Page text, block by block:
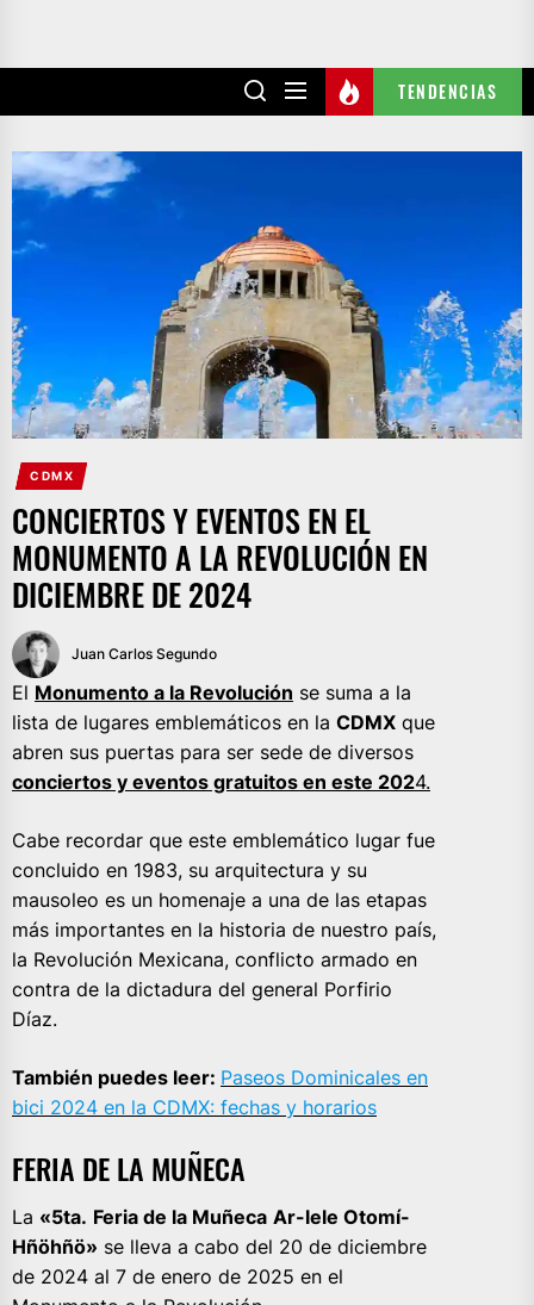
TENDENCIAS
CDMX
CONCIERTOS Y EVENTOS EN EL
MONUMENTO A LA REVOLUCIÓN EN
DICIEMBRE DE 2024
Juan Carlos Segundo
El Monumento a la Revolución se suma a la
lista de lugares emblemáticos en la CDMX que
abren sus puertas para ser sede de diversos
conciertos y eventos gratuitos en este 2024.
Cabe recordar que este emblemático lugar fue
concluido en 1983, su arquitectura y su
mausoleo es un homenaje a una de las etapas
más importantes en la historia de nuestro país,
la Revolución Mexicana, conflicto armado en
contra de la dictadura del general Porfirio
Díaz.
También puedes leer: Paseos Dominicales en
bici 2024 en la CDMX: fechas y horarios
FERIA DE LA MUÑECA
La «5ta. Feria de la Muñeca Ar-lele Otomí-
Hñöhñö» se lleva a cabo del 20 de diciembre
de 2024 al 7 de enero de 2025 en el